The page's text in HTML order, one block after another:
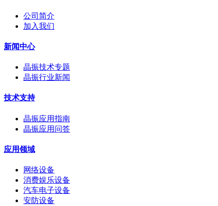
公司简介
加入我们
新闻中心
晶振技术专题
晶振行业新闻
技术支持
晶振应用指南
晶振应用问答
应用领域
网络设备
消费娱乐设备
汽车电子设备
安防设备